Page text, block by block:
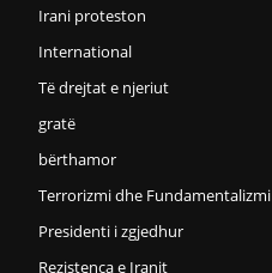
Irani proteston
International
Të drejtat e njeriut
gratë
bërthamor
Terrorizmi dhe Fundamentalizmi
Presidenti i zgjedhur
Rezistenca e Iranit